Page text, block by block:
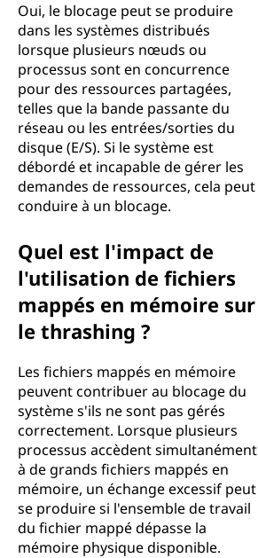
Oui, le blocage peut se produire
dans les systèmes distribués
lorsque plusieurs nœuds ou
processus sont en concurrence
pour des ressources partagées,
telles que la bande passante du
réseau ou les entrées/sorties du
disque (E/S). Si le système est
débordé et incapable de gérer les
demandes de ressources, cela peut
conduire à un blocage.
Quel est l'impact de
l'utilisation de fichiers
mappés en mémoire sur
le thrashing ?
Les fichiers mappés en mémoire
peuvent contribuer au blocage du
système s'ils ne sont pas gérés
correctement. Lorsque plusieurs
processus accèdent simultanément
à de grands fichiers mappés en
mémoire, un échange excessif peut
se produire si l'ensemble de travail
du fichier mappé dépasse la
mémoire physique disponible.